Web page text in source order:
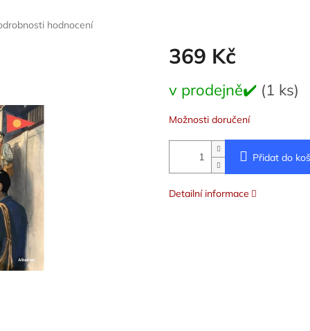
hodnocení
369 Kč
cena:
v prodejně✔️ (1 ks)
Možnosti doručení
Přidat do
Detailní informace